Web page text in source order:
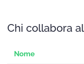
Chi collabora
Nome